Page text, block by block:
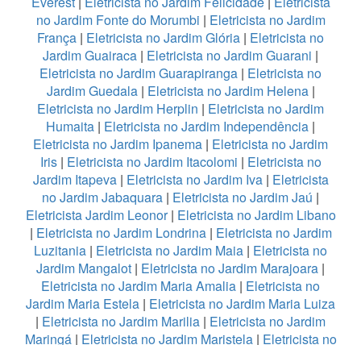
no Jardim Fonte do Morumbi | Eletricista no Jardim
França | Eletricista no Jardim Glória | Eletricista no
Jardim Guairaca | Eletricista no Jardim Guarani |
Eletricista no Jardim Guarapiranga | Eletricista no
Jardim Guedala| Eletricista no Jardim Helena|
Eletricista no Jardim Herplin | Eletricista no Jardim
Humaita | Eletricista no Jardim Independência |
Eletricista no Jardim Ipanema | Eletricista no Jardim
Iris| Eletricista no Jardim Itacolomi | Eletricista no
Jardim Itapeva| Eletricista no Jardim Iva| Eletricista
no Jardim Jabaquara | Eletricista no Jardim Jaú |
Eletricista Jardim Leonor| Eletricista no Jardim Libano
| Eletricista no Jardim Londrina| Eletricista no Jardim
Luzitania | Eletricista no Jardim Maia | Eletricista no
Jardim Mangalot | Eletricista no Jardim Marajoara |
Eletricista no Jardim Maria Amalia | Eletricista no
Jardim Maria Estela | Eletricista no Jardim Maria Luiza
| Eletricista no Jardim Marilia | Eletricista no Jardim
Maringá| Eletricista no Jardim Maristela| Eletricista no